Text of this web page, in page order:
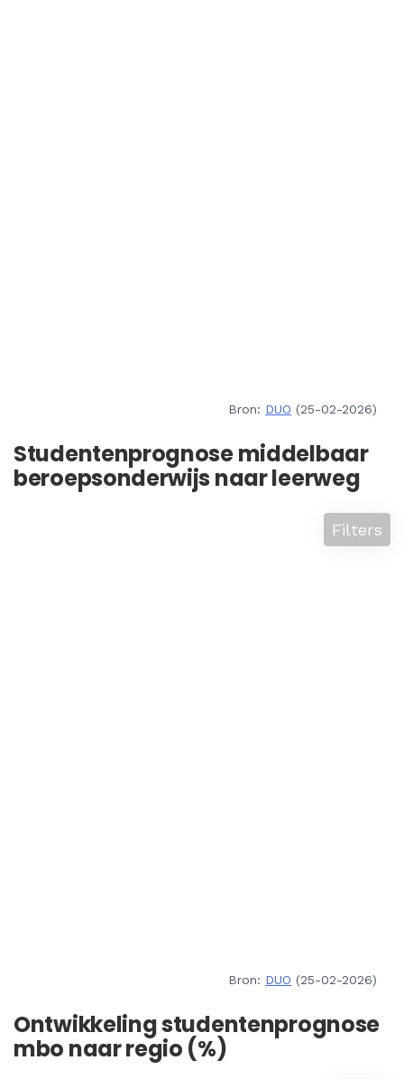
Bron: DUO (25-02-2026)
Studentenprognose middelbaar
beroepsonderwijs naar leerweg
Filters
Bron: DUO (25-02-2026)
Ontwikkeling studentenprognose
mbo naar regio (%)